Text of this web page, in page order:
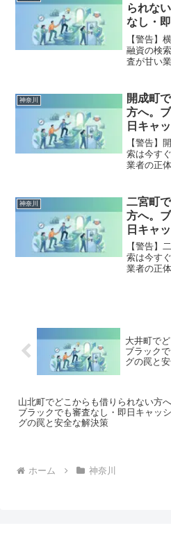
策を完全
られな
なし・
全な解
【警告】
融資の検
査が甘い
す。横浜
借金地獄
確実な解
神奈川
開成町
方へ。
日キャ
策
【警告】
索は今す
業者の正
町で違法
出した方
全公開。
神奈川
二宮町
方へ。
日キャ
策
【警告】
索は今す
業者の正
大井町で
ブラック
グの罠と
山北町でどこからも借りられない方へ
ブラックでも審査なし・即日キャッ
グの罠と安全な解決策
ホーム 神奈川